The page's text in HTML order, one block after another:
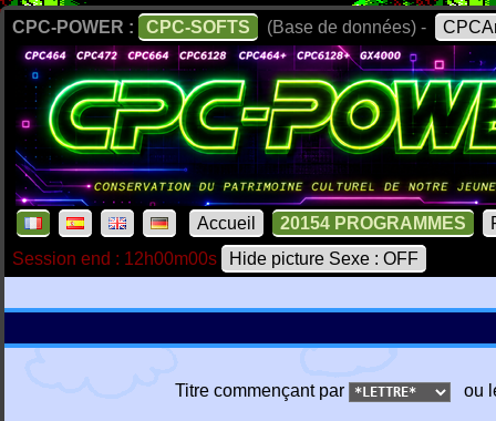
CPC-POWER : CPC-SOFTS (Base de données) -
Accueil 20154 PROGRAMMES
Session end : 12h00m00s
Hide picture Sexe : OFF
Titre commençant par ou